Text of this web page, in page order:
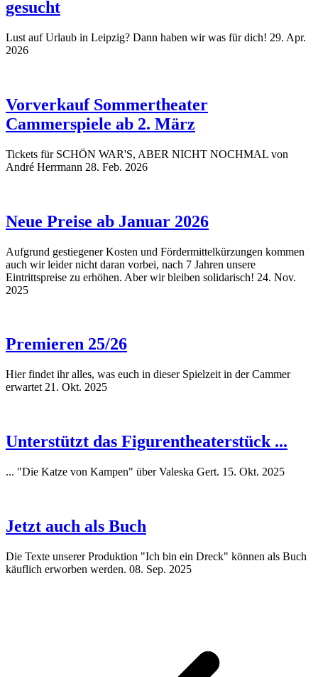
gesucht
Lust auf Urlaub in Leipzig? Dann haben wir was für dich! 29. Apr.
2026
Vorverkauf Sommertheater
Cammerspiele ab 2. März
Tickets für SCHÖN WAR'S, ABER NICHT NOCHMAL von
André Herrmann 28. Feb. 2026
Neue Preise ab Januar 2026
Aufgrund gestiegener Kosten und Fördermittelkürzungen kommen
auch wir leider nicht daran vorbei, nach 7 Jahren unsere
Eintrittspreise zu erhöhen. Aber wir bleiben solidarisch! 24. Nov.
2025
Premieren 25/26
Hier findet ihr alles, was euch in dieser Spielzeit in der Cammer
erwartet 21. Okt. 2025
Unterstützt das Figurentheaterstück ...
... "Die Katze von Kampen" über Valeska Gert. 15. Okt. 2025
Jetzt auch als Buch
Die Texte unserer Produktion "Ich bin ein Dreck" können als Buch
käuflich erworben werden. 08. Sep. 2025